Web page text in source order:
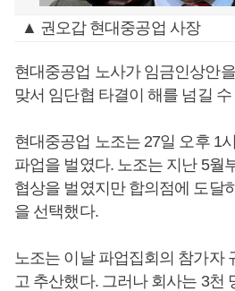
▲ 권오갑 현대중공업 사장
현대중공업 노사가 임금인상안
맞서 임단협 타결이 해를 넘길
현대중공업 노조는 27일 오후 1
파업을 벌였다. 노조는 지난 5월
협상을 벌였지만 합의점에 도달
을 선택했다.
노조는 이날 파업집회의 참가자
고 추산했다. 그러나 회사는 3천